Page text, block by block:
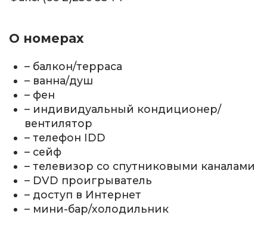
О номерах
– балкон/терраса
– ванна/душ
– фен
– индивидуальный кондиционер/
вентилятор
– телефон IDD
– сейф
– телевизор со спутниковыми каналами
– DVD проигрыватель
– доступ в Интернет
– мини-бар/холодильник